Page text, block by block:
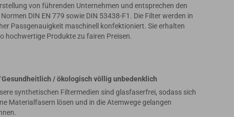
von führenden Unternehmen und entsprechen den
Normen DIN EN 779 sowie DIN 53438-F1. Die Filter werden in
Passgenauigkeit maschinell konfektioniert. Sie erhalten
hochwertige Produkte zu fairen Preisen.
Gesundheitlich / ökologisch völlig unbedenklich
synthetischen Filtermedien sind glasfaserfrei, sodass sich
Materialfasern lösen und in die Atemwege gelangen